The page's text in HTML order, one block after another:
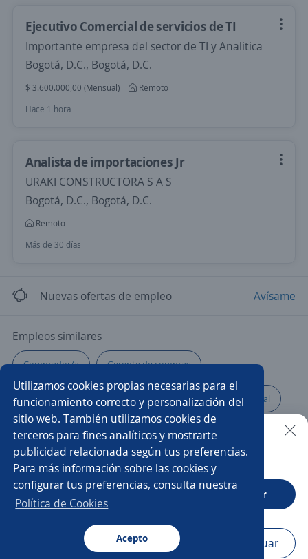
Utilizamos cookies propias necesarias para el
funcionamiento correcto y personalización del
sitio web. También utilizamos cookies de
terceros para fines analíticos y mostrarte
publicidad relacionada según tus preferencias.
Para más información sobre las cookies y
configurar tus preferencias, consulta nuestra
Política de Cookies
Acepto
Ejecutivo Comercial de servicios de TI
Importante empresa del sector de TI y Analitica
Bogotá, D.C., Bogotá, D.C.
$ 3.600.000,00 (Mensual)
Remoto
Hace 1 hora
Analista de importaciones Jr
URAKI CONSTRUCTORA S A S
Bogotá, D.C., Bogotá, D.C.
Remoto
Más de 30 días
Nuevas ofertas de empleo Avísame
Empleos similares
Comprador/a Gerente de compras
Asistente/a de comercio exterior Ejecutivo/a comercial
Ejecutivo/a de cuenta Auxiliar Analista de compras
Analista de importaciones Auxiliar de compras
Asesor/a comercial
Analista de comercio internacional
Buscar es más fácil en la app
CT App Abrir
Navegador Continuar